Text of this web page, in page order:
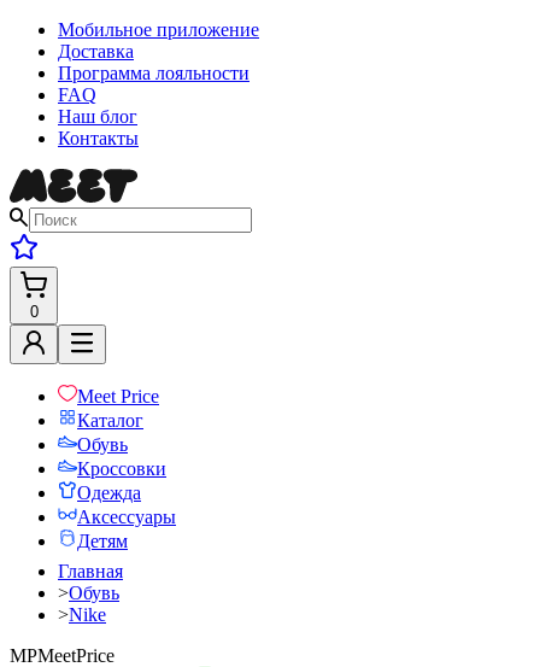
Мобильное приложение
Доставка
Программа лояльности
FAQ
Наш блог
Контакты
0
Meet Price
Каталог
Обувь
Кроссовки
Одежда
Аксессуары
Детям
Главная
>Обувь
>Nike
MPMeetPrice